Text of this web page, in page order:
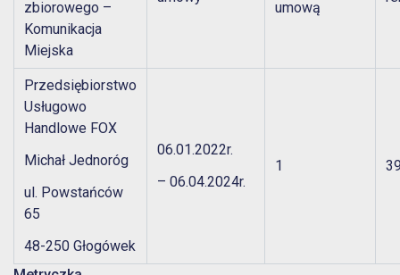
zbiorowego –
Komunikacja
Miejska
umową
Przedsiębiorstwo
Usługowo
Handlowe FOX
Michał Jednoróg
ul. Powstańców
65
48-250 Głogówek
06.01.2022r.
– 06.04.2024r.
1